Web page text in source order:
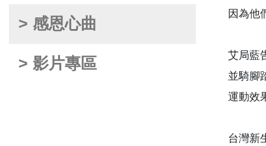
> 感恩心曲
> 影片專區
因為他
艾局藍
並騎腳
運動效
台灣新